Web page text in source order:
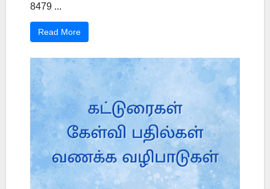
8479 ...
Read More